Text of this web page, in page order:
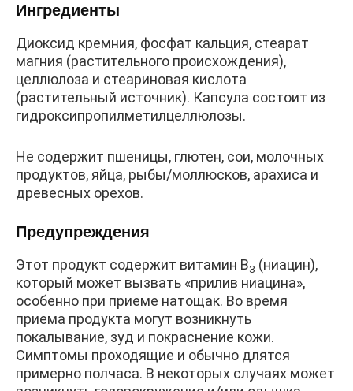
Ингредиенты
Диоксид кремния, фосфат кальция, стеарат
магния (растительного происхождения),
целлюлоза и стеариновая кислота
(растительный источник). Капсула состоит из
гидроксипропилметилцеллюлозы.
Не содержит пшеницы, глютен, сои, молочных
продуктов, яйца, рыбы/моллюсков, арахиса и
древесных орехов.
Предупреждения
Этот продукт содержит витамин B3 (ниацин),
который может вызвать «прилив ниацина»,
особенно при приеме натощак. Во время
приема продукта могут возникнуть
покалывание, зуд и покраснение кожи.
Симптомы проходящие и обычно длятся
примерно полчаса. В некоторых случаях может